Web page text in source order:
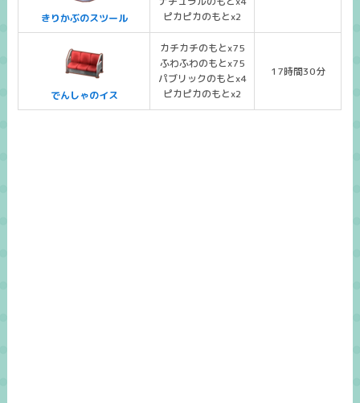
きりかぶのスツール
ピカピカのもとx2
でんしゃのイス
カチカチのもとx75
ふわふわのもとx75
パブリックのもとx4
ピカピカのもとx2
17時間30分